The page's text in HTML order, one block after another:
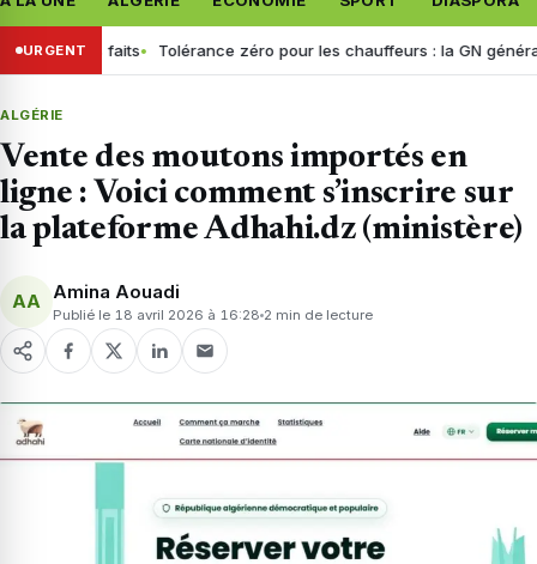
URGENT
les faits Tolérance zéro pour les chauffeurs : la GN généralise le
ALGÉRIE
Vente des moutons importés en
ligne : Voici comment s’inscrire sur
la plateforme Adhahi.dz (ministère)
AA Amina Aouadi
Publié le 18 avril 2026 à 16:28 2 min de lecture